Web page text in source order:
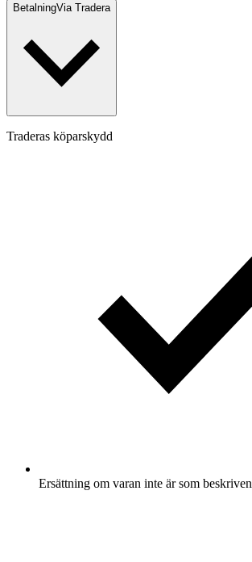
BetalningVia Tradera
Traderas köparskydd
Ersättning om varan inte är som beskriven